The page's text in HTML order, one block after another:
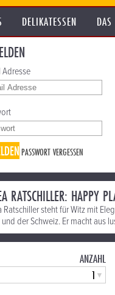
DELIKATESSEN
Adresse
PASSWORT VERGESSEN
RATSCHILLER: HAPPY
Ratschiller steht für Witz mit
und der Schweiz. Er macht aus
ANZAHL